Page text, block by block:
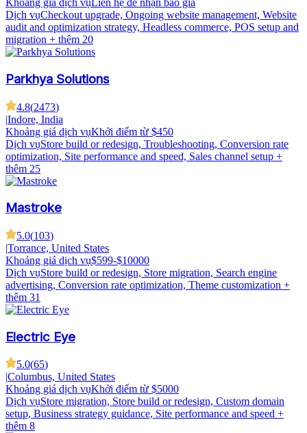
Khoảng giá dịch vụ Liên hệ để nhận báo giá
Dịch vụCheckout upgrade, Ongoing website management, Website
audit and optimization strategy, Headless commerce, POS setup and
migration + thêm 20
Parkhya Solutions
4.8(2473)
|Indore, India
Khoảng giá dịch vụKhởi điểm từ $450
Dịch vụStore build or redesign, Troubleshooting, Conversion rate
optimization, Site performance and speed, Sales channel setup +
thêm 25
Mastroke
5.0(103)
|Torrance, United States
Khoảng giá dịch vụ$599-$10000
Dịch vụStore build or redesign, Store migration, Search engine
advertising, Conversion rate optimization, Theme customization +
thêm 31
Electric Eye
5.0(65)
Columbus, United States
Khoảng giá dịch vụKhởi điểm từ $5000
Dịch vụStore migration, Store build or redesign, Custom domain
setup, Business strategy guidance, Site performance and speed +
thêm 8